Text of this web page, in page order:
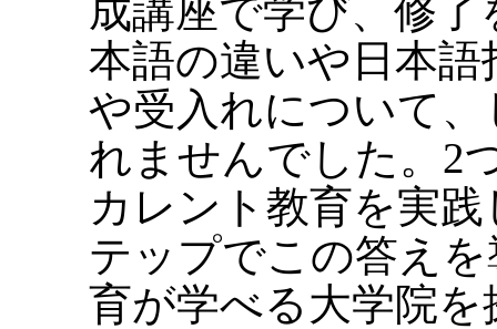
成講座で学び、修
本語の違いや日本
や受入れについて
れませんでした。2
カレント教育を実
テップでこの答え
育が学べる大学院